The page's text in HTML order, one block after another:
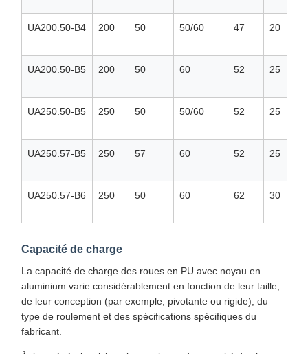
UA200.50-B4 200 50 50/60 47 20
UA200.50-B5 200 50 60 52 25
UA250.50-B5 250 50 50/60 52 25
UA250.57-B5 250 57 60 52 25
UA250.57-B6 250 50 60 62 30
Capacité de charge
La capacité de charge des roues en PU avec noyau en
aluminium varie considérablement en fonction de leur taille,
de leur conception (par exemple, pivotante ou rigide), du
type de roulement et des spécifications spécifiques du
fabricant.